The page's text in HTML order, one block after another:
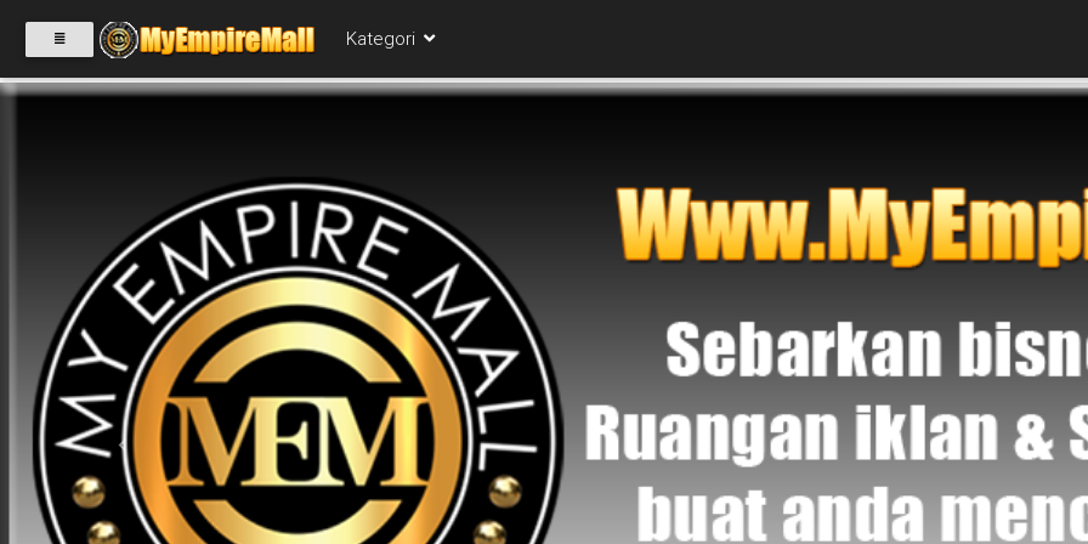
Kategori
Previous
PRODUK(0)
BABIES(0)
KESIHATAN(80)
PERNIAGAAN
RUNCIT(1)